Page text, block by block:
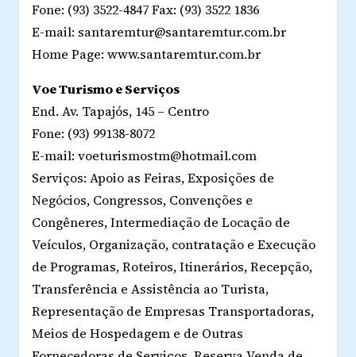
Fone: (93) 3522-4847 Fax: (93) 3522 1836
E-mail: santaremtur@santaremtur.com.br
Home Page: www.santaremtur.com.br
Voe Turismo e Serviços
End. Av. Tapajós, 145 – Centro
Fone: (93) 99138-8072
E-mail: voeturismostm@hotmail.com
Serviços: Apoio as Feiras, Exposições de
Negócios, Congressos, Convenções e
Congêneres, Intermediação de Locação de
Veículos, Organização, contratação e Execução
de Programas, Roteiros, Itinerários, Recepção,
Transferência e Assistência ao Turista,
Representação de Empresas Transportadoras,
Meios de Hospedagem e de Outras